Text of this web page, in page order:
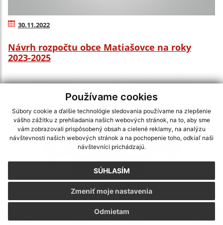
Používame cookies
Súbory cookie a ďalšie technológie sledovania používame na zlepšenie
vášho zážitku z prehliadania našich webových stránok, na to, aby sme
vám zobrazovali prispôsobený obsah a cielené reklamy, na analýzu
návštevnosti našich webových stránok a na pochopenie toho, odkiaľ naši
návštevníci prichádzajú.
SÚHLASÍM
Odmietam
Zmeniť moje nastavenia
30.11.2022
Návrh rozpočtu obce Matiašovce na roky
2023-2025